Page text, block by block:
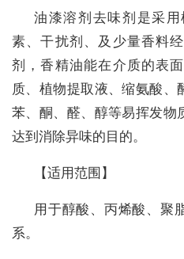
油漆溶剂去味剂是采
素、干扰剂、及少量香料
剂，香精油能在介质的表
质、植物提取液、缩氨酸
苯、酮、醛、醇等易挥发物
达到消除异味的目的。
【适用范围】
用于醇酸、丙烯酸、聚
系。